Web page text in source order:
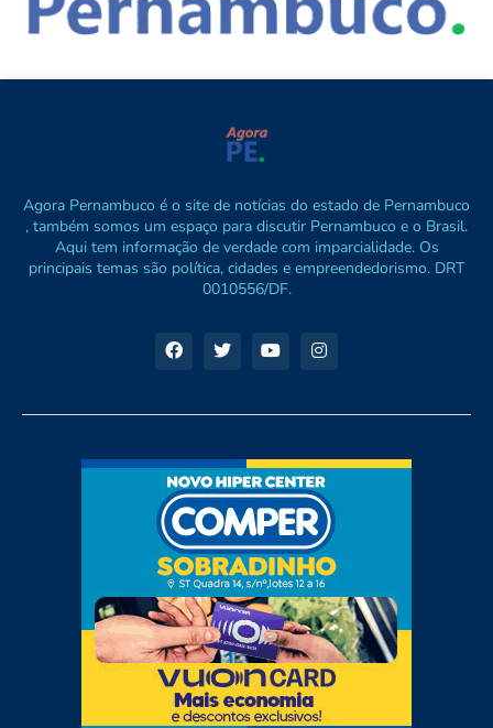
Agora Pernambuco é o site de notícias do estado de Pernambuco
, também somos um espaço para discutir Pernambuco e o Brasil.
Aqui tem informação de verdade com imparcialidade. Os
principais temas são política, cidades e empreendedorismo. DRT
0010556/DF.